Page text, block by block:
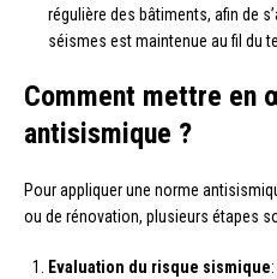
régulière des bâtiments, afin de
séismes est maintenue au fil du
Comment mettre en
antisismique ?
Pour appliquer une norme
ou de rénovation, plusieurs étapes
Evaluation du risque sismique